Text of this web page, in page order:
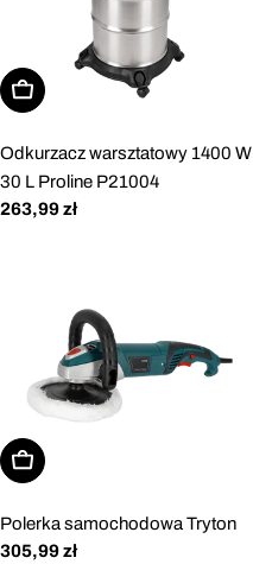
Dodaj do koszyka
Odkurzacz warsztatowy 1400 W
30 L Proline P21004
Cena
263,99 zł
Dodaj do koszyka
Polerka samochodowa Tryton
Cena
305,99 zł